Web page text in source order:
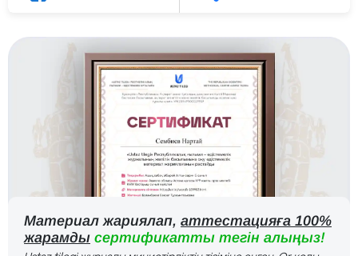
Материал жариялап, аттестацияға 100%
жарамды сертификатты тегін алыңыз!